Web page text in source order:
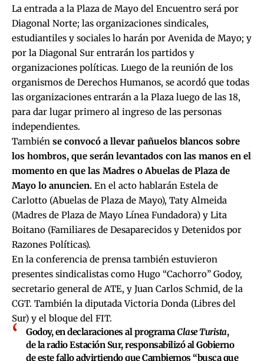
La entrada a la Plaza de Mayo del Encuentro será por
Diagonal Norte; las organizaciones sindicales,
estudiantiles y sociales lo harán por Avenida de Mayo; y
por la Diagonal Sur entrarán los partidos y
organizaciones políticas. Luego de la reunión de los
organismos de Derechos Humanos, se acordó que todas
las organizaciones entrarán a la Plaza luego de las 18,
para dar lugar primero al ingreso de las personas
independientes.
También se convocó a llevar pañuelos blancos sobre
los hombros, que serán levantados con las manos en el
momento en que las Madres o Abuelas de Plaza de
Mayo lo anuncien. En el acto hablarán Estela de
Carlotto (Abuelas de Plaza de Mayo), Taty Almeida
(Madres de Plaza de Mayo Línea Fundadora) y Lita
Boitano (Familiares de Desaparecidos y Detenidos por
Razones Políticas).
En la conferencia de prensa también estuvieron
presentes sindicalistas como Hugo “Cachorro” Godoy,
secretario general de ATE, y Juan Carlos Schmid, de la
CGT. También la diputada Victoria Donda (Libres del
Sur) y el bloque del FIT.
Godoy, en declaraciones al programaClase Turista,
de la radio Estación Sur, responsabilizó al Gobierno
de este fallo advirtiendo que Cambiemos “busca que